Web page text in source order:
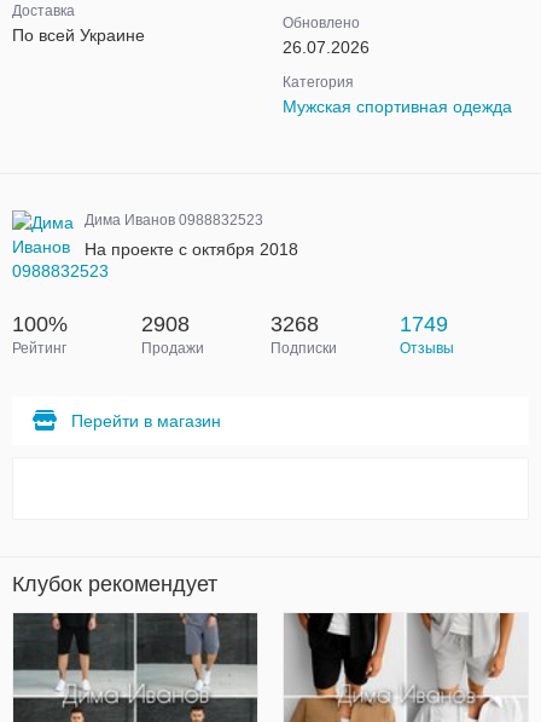
Доставка
По всей Украине
Обновлено
26.07.2026
Категория
Мужская спортивная одежда
Дима Иванов 0988832523
На проекте с октября 2018
100%
Рейтинг
2908
Продажи
3268
Подписки
1749
Отзывы
Перейти в магазин
Клубок рекомендует